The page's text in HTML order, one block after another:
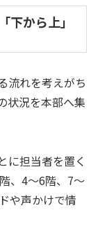
下から上」
流れを考えがち
状況を本部へ集
に担当者を置く
、4〜6階、7〜
や声かけで情